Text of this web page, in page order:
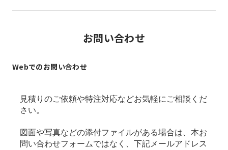
お問い合わせ
Webでのお問い合わせ